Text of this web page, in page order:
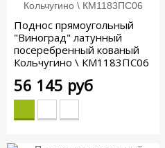
Поднос прямоугольный
"Виноград" латунный
посеребренный кованый
Кольчугино \ КМ1183ПС06
56 145 руб